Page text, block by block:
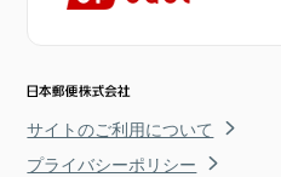
サイトのご利用について
プライバシーポリシー